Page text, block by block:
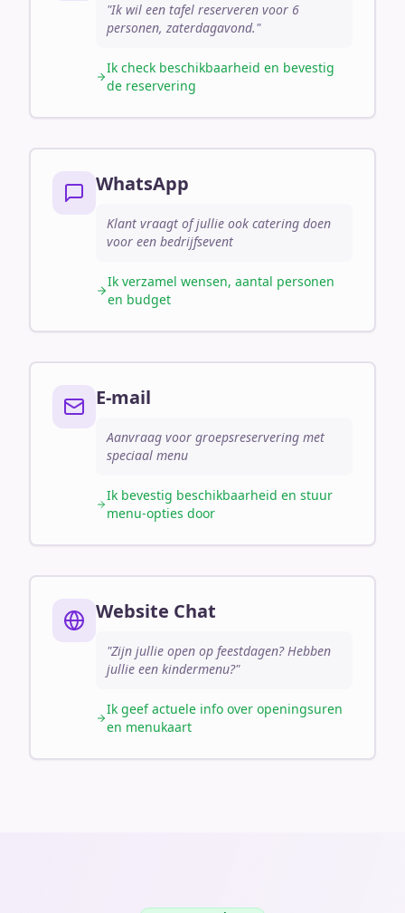
"Ik wil een tafel reserveren voor 6
personen, zaterdagavond."
Ik check beschikbaarheid en bevestig
de reservering
WhatsApp
Klant vraagt of jullie ook catering doen
voor een bedrijfsevent
Ik verzamel wensen, aantal personen
en budget
E-mail
Aanvraag voor groepsreservering met
speciaal menu
Ik bevestig beschikbaarheid en stuur
menu-opties door
Website Chat
"Zijn jullie open op feestdagen? Hebben
jullie een kindermenu?"
Ik geef actuele info over openingsuren
en menukaart